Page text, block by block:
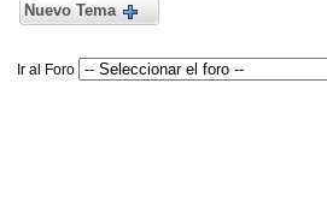
Nuevo Tema
Ir al Foro